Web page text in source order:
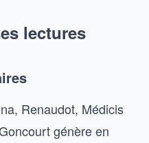
lectures
Renaudot, Médicis
génère en